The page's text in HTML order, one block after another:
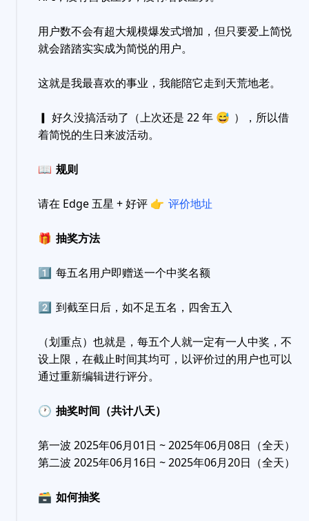
用户数不会有超大规模爆发式增加，但只要爱上简悦
就会踏踏实实成为简悦的用户。
这就是我最喜欢的事业，我能陪它走到天荒地老。
▎ 好久没搞活动了（上次还是 22 年 😅 ），所以借
着简悦的生日来波活动。
📖 规则
请在 Edge 五星 + 好评 👉 评价地址
🎁 抽奖方法
1️⃣ 每五名用户即赠送一个中奖名额
2️⃣ 到截至日后，如不足五名，四舍五入
（划重点）也就是，每五个人就一定有一人中奖，不
设上限，在截止时间其均可，以评价过的用户也可以
通过重新编辑进行评分。
🕐 抽奖时间（共计八天）
第一波 2025年06月01日 ~ 2025年06月08日（全天）
第二波 2025年06月16日 ~ 2025年06月20日（全天）
🗃 如何抽奖